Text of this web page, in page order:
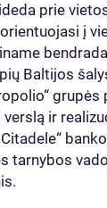
prie
į
Baltijos
grupės
ir
tarnybos